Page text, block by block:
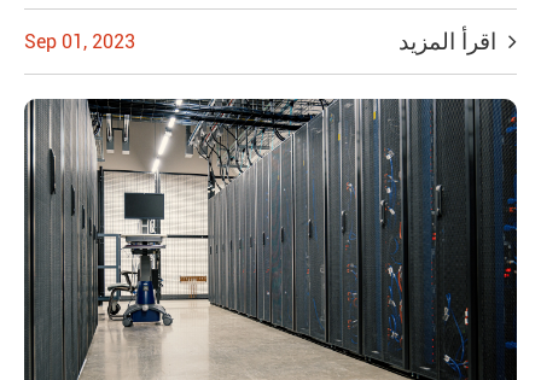
Sep 01, 2023